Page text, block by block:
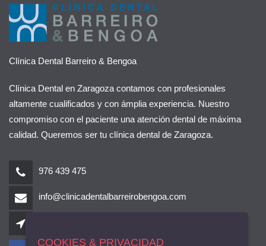
Clínica Dental Barreiro & Bengoa
Clínica Dental en Zaragoza contamos con profesionales
altamente cualificados y con ámplia experiencia. Nuestro
compromiso con el paciente una atención dental de máxima
calidad. Queremos ser tu clínica dental de Zaragoza.
976 439 475
info@clinicadentalbarreirobengoa.com
COOKIES & PRIVACIDAD